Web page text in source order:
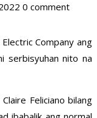
0 comment
Company ang
serbisyuhan nito na
Feliciano bilang